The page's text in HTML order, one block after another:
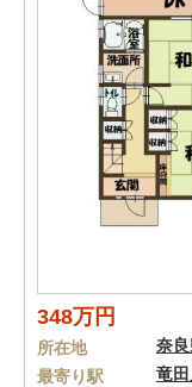
348万円
所在地 奈
最寄り駅
竜